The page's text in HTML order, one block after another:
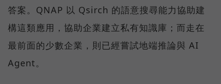
答案。QNAP 以 Qsirch 的語意搜尋能力協助建
構這類應用，協助企業建立私有知識庫；而走在
最前面的少數企業，則已經嘗試地端推論與 AI
Agent。